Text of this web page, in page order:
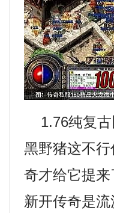
1.76纯复古
黑野猪这不
奇才给它提
新开传奇是